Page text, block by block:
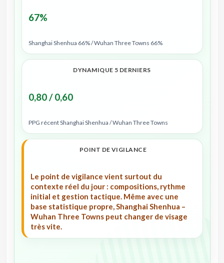
67%
Shanghai Shenhua 66% / Wuhan Three Towns 66%
DYNAMIQUE 5 DERNIERS
0,80 / 0,60
PPG récent Shanghai Shenhua / Wuhan Three Towns
POINT DE VIGILANCE
Le point de vigilance vient surtout du
contexte réel du jour : compositions, rythme
initial et gestion tactique. Même avec une
base statistique propre, Shanghai Shenhua –
Wuhan Three Towns peut changer de visage
très vite.